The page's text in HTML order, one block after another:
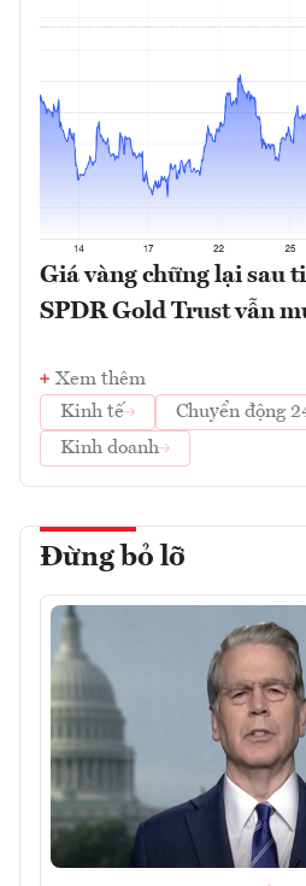
Giá vàng chững lại sau
SPDR Gold Trust vẫn
Xem thêm
Kinh tế
Chuyển động
Kinh doanh
Đừng bỏ lỡ